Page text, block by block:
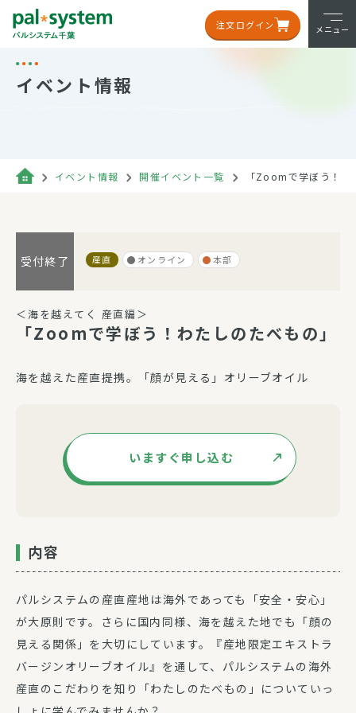
注文ログイン メニュー
イベント情報
イベント情報 開催イベント一覧 「Zoomで学ぼう！
受付終了 産直 オンライン 本部
＜海を越えてく 産直編＞
「Zoomで学ぼう！わたしのたべもの」
海を越えた産直提携。「顔が見える」オリーブオイル
いますぐ申し込む
内容
パルシステムの産直産地は海外であっても「安全・安心」
が大原則です。さらに国内同様、海を越えた地でも「顔の
見える関係」を大切にしています。『産地限定エキストラ
バージンオリーブオイル』を通して、パルシステムの海外
産直のこだわりを知り「わたしのたべもの」についていっ